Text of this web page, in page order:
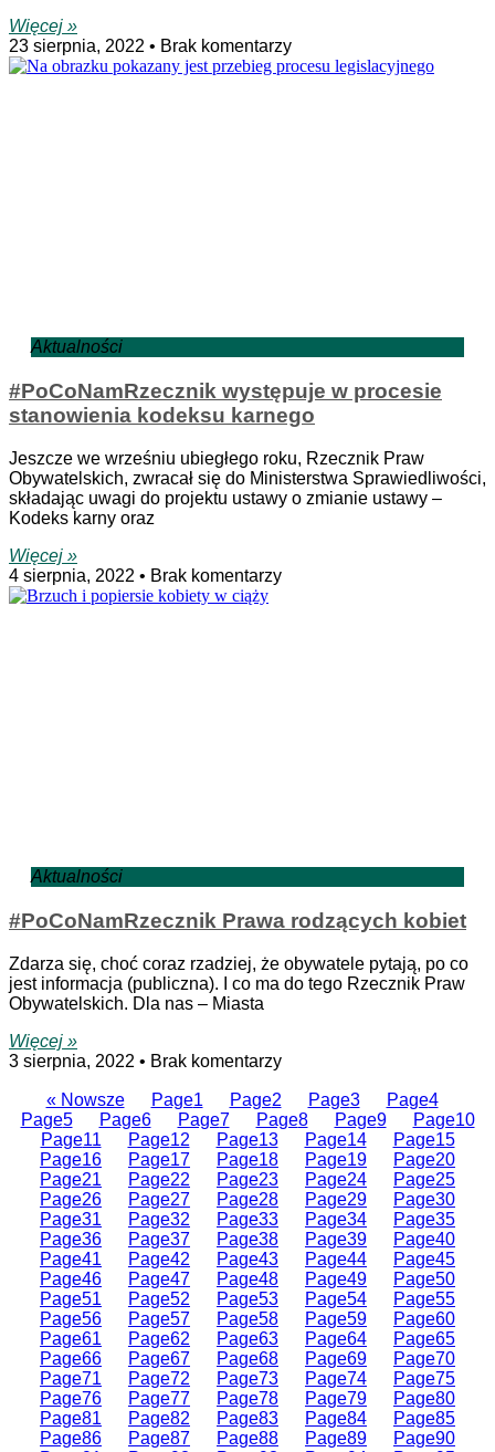
Więcej »
23 sierpnia, 2022
Brak komentarzy
Aktualności
#PoCoNamRzecznik występuje w procesie
stanowienia kodeksu karnego
Jeszcze we wrześniu ubiegłego roku, Rzecznik Praw
Obywatelskich, zwracał się do Ministerstwa Sprawiedliwości,
składając uwagi do projektu ustawy o zmianie ustawy –
Kodeks karny oraz
Więcej »
4 sierpnia, 2022
Brak komentarzy
Aktualności
#PoCoNamRzecznik Prawa rodzących kobiet
Zdarza się, choć coraz rzadziej, że obywatele pytają, po co
jest informacja (publiczna). I co ma do tego Rzecznik Praw
Obywatelskich. Dla nas – Miasta
Więcej »
3 sierpnia, 2022
Brak komentarzy
« Nowsze Page1 Page2 Page3 Page4
Page5 Page6 Page7 Page8 Page9 Page10
Page11 Page12 Page13 Page14 Page15
Page16 Page17 Page18 Page19 Page20
Page21 Page22 Page23 Page24 Page25
Page26 Page27 Page28 Page29 Page30
Page31 Page32 Page33 Page34 Page35
Page36 Page37 Page38 Page39 Page40
Page41 Page42 Page43 Page44 Page45
Page46 Page47 Page48 Page49 Page50
Page51 Page52 Page53 Page54 Page55
Page56 Page57 Page58 Page59 Page60
Page61 Page62 Page63 Page64 Page65
Page66 Page67 Page68 Page69 Page70
Page71 Page72 Page73 Page74 Page75
Page76 Page77 Page78 Page79 Page80
Page81 Page82 Page83 Page84 Page85
Page86 Page87 Page88 Page89 Page90